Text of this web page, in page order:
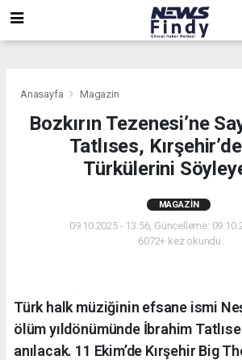
Anasayfa Magazin
Bozkırın Tezenesi’ne
Tatlıses,
Türkülerini
MAGAZIN
09.10.2025 - 13:56, Güncelleme:
6072+ kez okundu.
Türk halk müziğinin efsane ismi
ölüm yıldönümünde İbrahim
anılacak. 11 Ekim’de Kırşehir Big